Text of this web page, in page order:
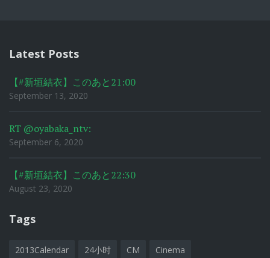
Latest Posts
【#新垣結衣】このあと21:00
September 13, 2020
RT @oyabaka_ntv:
September 6, 2020
【#新垣結衣】このあと22:30
August 23, 2020
Tags
2013Calendar 24小时 CM Cinema